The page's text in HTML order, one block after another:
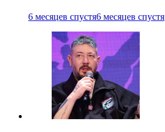
6 месяцев спустя6 месяцев спустя